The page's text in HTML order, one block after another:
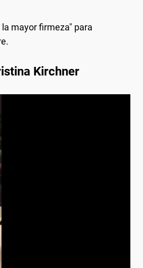
mayor firmeza" para
Kirchner